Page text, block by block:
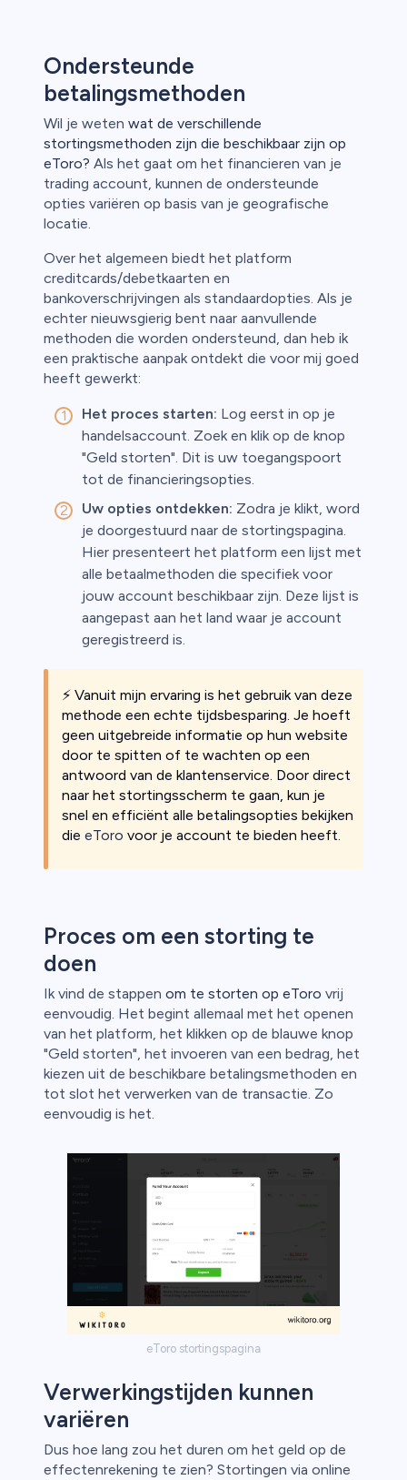
Ondersteunde
betalingsmethoden
Wil je weten wat de verschillende
stortingsmethoden zijn die beschikbaar zijn op
eToro? Als het gaat om het financieren van je
trading account, kunnen de ondersteunde
opties variëren op basis van je geografische
locatie.
Over het algemeen biedt het platform
creditcards/debetkaarten en
bankoverschrijvingen als standaardopties. Als je
echter nieuwsgierig bent naar aanvullende
methoden die worden ondersteund, dan heb ik
een praktische aanpak ontdekt die voor mij goed
heeft gewerkt:
Het proces starten: Log eerst in op je
handelsaccount. Zoek en klik op de knop
"Geld storten". Dit is uw toegangspoort
tot de financieringsopties.
Uw opties ontdekken: Zodra je klikt, word
je doorgestuurd naar de stortingspagina.
Hier presenteert het platform een lijst met
alle betaalmethoden die specifiek voor
jouw account beschikbaar zijn. Deze lijst is
aangepast aan het land waar je account
geregistreerd is.
⚡️ Vanuit mijn ervaring is het gebruik van deze
methode een echte tijdsbesparing. Je hoeft
geen uitgebreide informatie op hun website
door te spitten of te wachten op een
antwoord van de klantenservice. Door direct
naar het stortingsscherm te gaan, kun je
snel en efficiënt alle betalingsopties bekijken
die eToro voor je account te bieden heeft.
Proces om een storting te
doen
Ik vind de stappen om te storten op eToro vrij
eenvoudig. Het begint allemaal met het openen
van het platform, het klikken op de blauwe knop
"Geld storten", het invoeren van een bedrag, het
kiezen uit de beschikbare betalingsmethoden en
tot slot het verwerken van de transactie. Zo
eenvoudig is het.
eToro stortingspagina
Verwerkingstijden kunnen
variëren
Dus hoe lang zou het duren om het geld op de
effectenrekening te zien? Stortingen via online